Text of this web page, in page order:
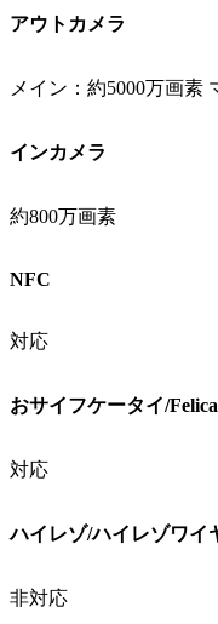
アウトカメラ
メイン：約5000万画素
インカメラ
約800万画素
NFC
対応
おサイフケータイ/Felica
対応
ハイレゾ/ハイレゾワイ
非対応